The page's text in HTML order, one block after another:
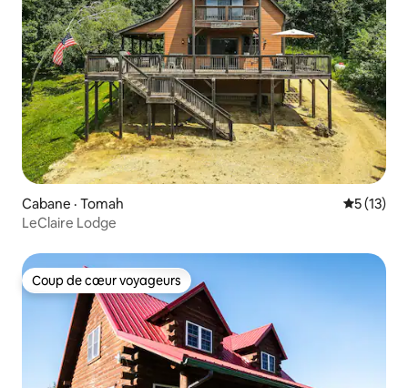
Cabane · Tomah Note
5 (13)
LeClaire Lodge
Coup de cœur voyageurs
Coup de cœur voyageurs